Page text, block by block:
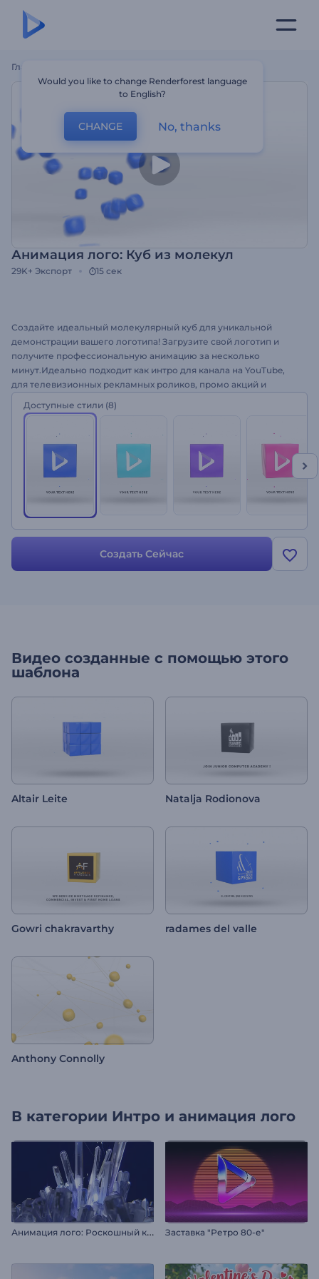
Главная
Анимация лого: Куб из молекул
29K+ Экспорт 15 сек
Создайте идеальный молекулярный куб для уникальной
демонстрации вашего логотипа! Загрузите свой логотип и
получите профессиональную анимацию за несколько
минут.Идеально подходит как интро для канала на YouTube,
для телевизионных рекламных роликов, промо акций и
формуле. Попробуйте прямо сейчас!
Доступные стили (8)
Создать Сейчас
Видео созданные с помощью этого
шаблона
Altair Leite Natalja Rodionova
Gowri chakravarthy radames del valle
Anthony Connolly
В категории Интро и анимация лого
Анимация лого: Роскошный кристалл Заставка "Ретро 80-е"
Would you like to change Renderforest language
to English?
CHANGE No, thanks